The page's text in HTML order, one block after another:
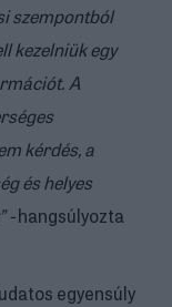
szempontból
kezelniük egy
A
kérdés, a
és helyes
-hangsúlyozta
egyensúly